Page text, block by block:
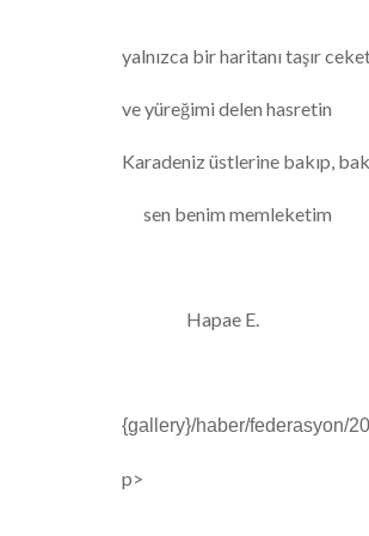
yalnızca bir haritanı taşır
ve yüreğimi delen hasretin
Karadeniz üstlerine bakıp,
sen benim memleketim
Hapae E.
{gallery}/haber/federasyon/
p>